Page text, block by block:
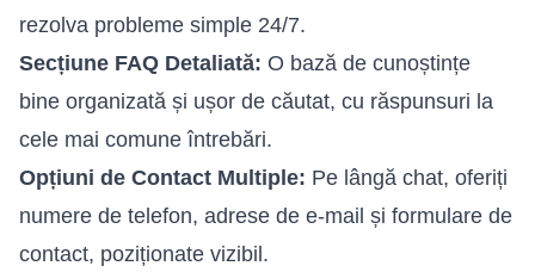
rezolva probleme simple 24/7.
Secțiune FAQ Detaliată: O bază de cunoștințe
bine organizată și ușor de căutat, cu răspunsuri la
cele mai comune întrebări.
Opțiuni de Contact Multiple: Pe lângă chat, oferiți
numere de telefon, adrese de e-mail și formulare de
contact, poziționate vizibil.